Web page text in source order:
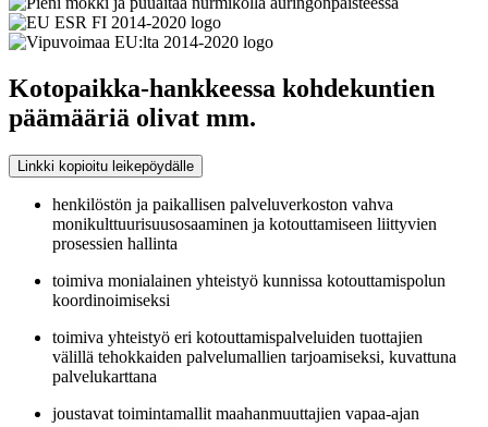
Kotopaikka-hankkeessa kohdekuntien
päämääriä olivat mm.
Linkki kopioitu leikepöydälle
henkilöstön ja paikallisen palveluverkoston vahva
monikulttuurisuusosaaminen ja kotouttamiseen liittyvien
prosessien hallinta
toimiva monialainen yhteistyö kunnissa kotouttamispolun
koordinoimiseksi
toimiva yhteistyö eri kotouttamispalveluiden tuottajien
välillä tehokkaiden palvelumallien tarjoamiseksi, kuvattuna
palvelukarttana
joustavat toimintamallit maahanmuuttajien vapaa-ajan